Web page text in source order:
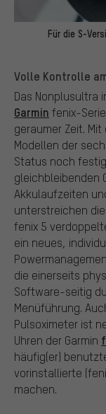
Für die S-
Volle Kontrolle
Das Nonplusultra
Garmin fenix-
geraumer Zeit.
Modellen der
Status noch
gleichbleibenden
Akkulaufzeiten
unterstreichen
fenix 5
ein neues,
die einerseits
Software-seitig
Menüführung.
Pulsoximeter ist
Uhren der Garmin
häufig(er)
vorinstallierte
machen.